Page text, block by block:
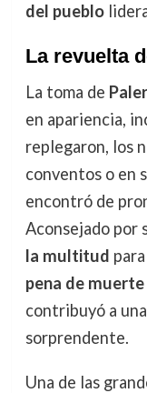
del pueblo
La revuelta
La toma de
en apariencia,
replegaron, los
conventos o en
encontró de
Aconsejado por
la multitud
pena de
contribuyó a
sorprendente.
Una de las